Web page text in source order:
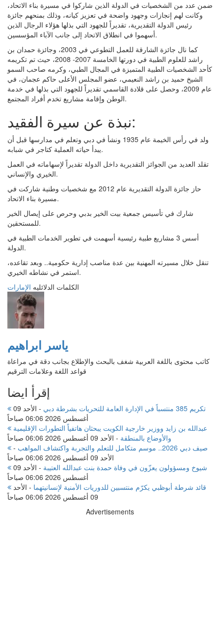
ضمن عدد من الشخصيات في الدولة الذين شاركوا في مسيرة بناء الاتحاد،
وكانت لهم إنجازات وجهود واضحة في تعزيز كيانه، وذلك بمنحهم جائزة
رئيس الدولة التقديرية، تقديراً للجهود التي بذلها هؤلاء الرجال الذين
أسهموا في انطلاق الاتحاد إلى جانب الآباء المؤسسين.
كما نال جائزة الشارقة للعمل التطوعي في 2003، وجائزة حمدان بن
راشد للعلوم الطبية في دورتها الخامسة 2007- 2008، حيث تم تكريمه
كأحد الشخصيات الطبية المتميزة في المجال الطبي، وكرمه صاحب السمو
الشيخ حميد بن راشد النعيمي، عضو المجلس الأعلى حاكم عجمان، في
عام 2009، وحصل على قلادة القاسمي تقديراً للجهود التي بذلها في خدمة
الوطن وإقامة مشاريع تخدم أفراد المجتمع.
نبذة عن سيرة الفقيد:
ولد في رأس الخيمة عام 1935 ونشأ في دبي وتعلم في مدارسها قبل أن
يبدأ حياته العملية كتاجر في شبابه.
تقلد العديد من الجوائز التقديرية داخل الدولة تقديراً لإسهاماته في العمل
الخيري والإنساني.
حاز جائزة الدولة التقديرية عام 2012 مع شخصيات وطنية شاركت في
مسيرة بناء الاتحاد.
شارك في تأسيس جمعية بيت الخير بدبي وحرص على إيصال الخير
للمستحقين.
أسس 3 مشاريع طبية رئيسية أسهمت في تطوير الخدمات الطبية في
الدولة.
تنقل خلال مسيرته المهنية بين عدة مناصب إدارية حكومية.. وبعد تقاعده،
استمر في نشاطه الخيري.
الكلمات الدلائليه الإمارات
ياسر ابراهيم
كاتب محتوى باللغة العربية شغف بالبحث والإطلاع بجانب دقة في مراعاة
قواعد اللغة وعلامات الترقيم
إقرأ ايضا
تكريم 385 منتسباً في الإدارة العامة للتحريات بشرطة دبي -
الأحد 09
أغسطس 2026 06:06 صباحاً
والأوضاع بالمنطقة - الأحد 09 أغسطس 2026 06:06 صباحاً
صيف دبي 2026.. موسم متكامل للتعلم والتجربة واكتشاف المواهب
-
الأحد 09 أغسطس 2026 06:06 صباحاً
شيوخ ومسؤولون يعزّون في وفاة حمدة بنت عبدالله العتيبة -
الأحد 09
أغسطس 2026 06:06 صباحاً
قائد شرطة أبوظبي يكرّم منتسبين للدوريات الأمنية لإنسانيتهما - الأحد
09 أغسطس 2026 06:06 صباحاً
Advertisements